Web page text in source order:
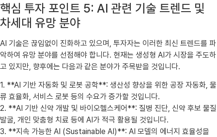
핵심 투자 포인트 5: AI 관련 기술 트렌드 및
차세대 유망 분야
AI 기술은 끊임없이 진화하고 있으며, 투자자는 이러한 최신 트렌드를 파
악하여 유망 분야를 선점해야 합니다. 현재는 생성형 AI가 시장을 주도하
고 있지만, 향후에는 다음과 같은 분야가 주목받을 것입니다.
1. **AI 기반 자동화 및 로봇 공학**: 생산성 향상을 위한 공장 자동화, 물
류 효율화, 서비스 로봇 등의 수요가 증가할 것입니다.
2. **AI 기반 신약 개발 및 바이오헬스케어**: 질병 진단, 신약 후보 물질
발굴, 개인 맞춤형 치료 등에 AI가 적극 활용될 것입니다.
3. **지속 가능한 AI (Sustainable AI)**: AI 모델의 에너지 효율성을